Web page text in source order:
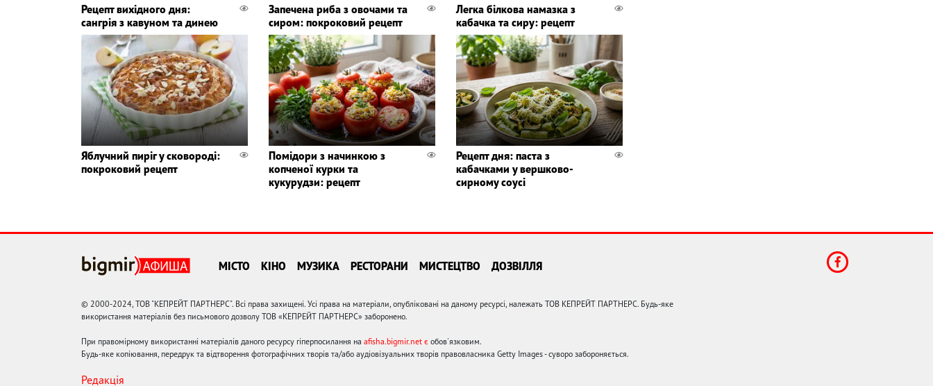
Рецепт вихідного дня:
сангрія з кавуном та динею
Запечена риба з овочами та
сиром: покроковий рецепт
Легка білкова намазка з
кабачка та сиру: рецепт
Яблучний пиріг у сковороді:
покроковий рецепт
Помідори з начинкою з
копченої курки та
кукурудзи: рецепт
Рецепт дня: паста з
кабачками у вершково-
сирному соусі
МІСТО КІНО МУЗИКА РЕСТОРАНИ МИСТЕЦТВО ДОЗВІЛЛЯ
© 2000-2024, ТОВ "КЕПРЕЙТ ПАРТНЕРС". Всі права захищені. Усі права на матеріали, опубліковані на даному ресурсі, належать ТОВ КЕПРЕЙТ ПАРТНЕРС. Будь-яке
використання матеріалів без письмового дозволу ТОВ «КЕПРЕЙТ ПАРТНЕРС» заборонено.
При правомірному використанні матеріалів даного ресурсу гіперпосилання на afisha.bigmir.net є обов'язковим.
Будь-яке копіювання, передрук та відтворення фотографічних творів та/або аудіовізуальних творів правовласника Getty Images - суворо забороняється.
Редакція